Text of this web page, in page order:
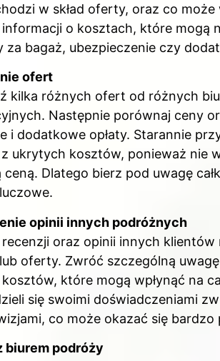
w skład oferty, oraz co
informacji o kosztach, które mogą
za bagaż, ubezpieczenie czy
ofert
kilka różnych ofert od różnych
Następnie porównaj ceny
i dodatkowe opłaty. Starannie
ukrytych kosztów, ponieważ nie
ceną. Dlatego bierz pod uwagę
opinii innych podróżnych
recenzji oraz opinii innych
oferty. Zwróć szczególną
które mogą wpłynąć na
się swoimi doświadczeniami
co może okazać się bardzo
biurem podróży